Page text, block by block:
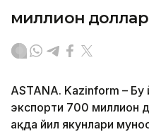
миллион
ASTANA. Kazinform – Бу
экспорти 700 миллион
ҳақда йил якунлари